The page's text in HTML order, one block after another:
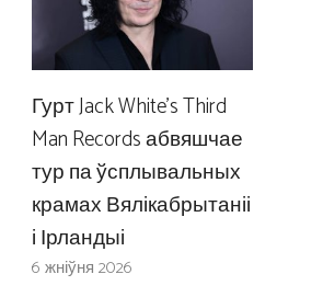
Гурт Jack White’s Third
Man Records абвяшчае
тур па ўсплывальных
крамах Вялікабрытаніі
і Ірландыі
6 жніўня 2026